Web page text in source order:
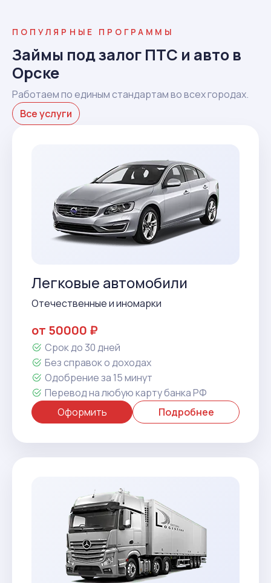
ПОПУЛЯРНЫЕ ПРОГРАММЫ
Займы под залог ПТС и авто в
Орске
Работаем по единым стандартам во всех городах.
Все услуги
Легковые автомобили
Отечественные и иномарки
от 50000 ₽
Срок до 30 дней
Без справок о доходах
Одобрение за 15 минут
Перевод на любую карту банка РФ
Оформить
Подробнее